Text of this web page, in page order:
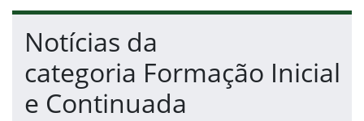
Fim da navegação
Início do conteúdo
Notícias da
categoria Formação Inicial
e Continuada